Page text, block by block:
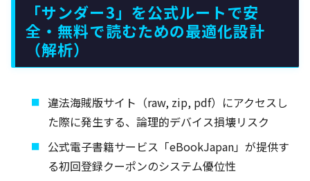
「サンダー3」を公式ルートで安
全・無料で読むための最適化設計
（解析）
違法海賊版サイト（raw, zip, pdf）にアクセスし
た際に発生する、論理的デバイス損壊リスク
公式電子書籍サービス「eBookJapan」が提供す
る初回登録クーポンのシステム優位性